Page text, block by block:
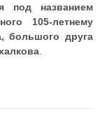
под названием
105-летнему
большого друга